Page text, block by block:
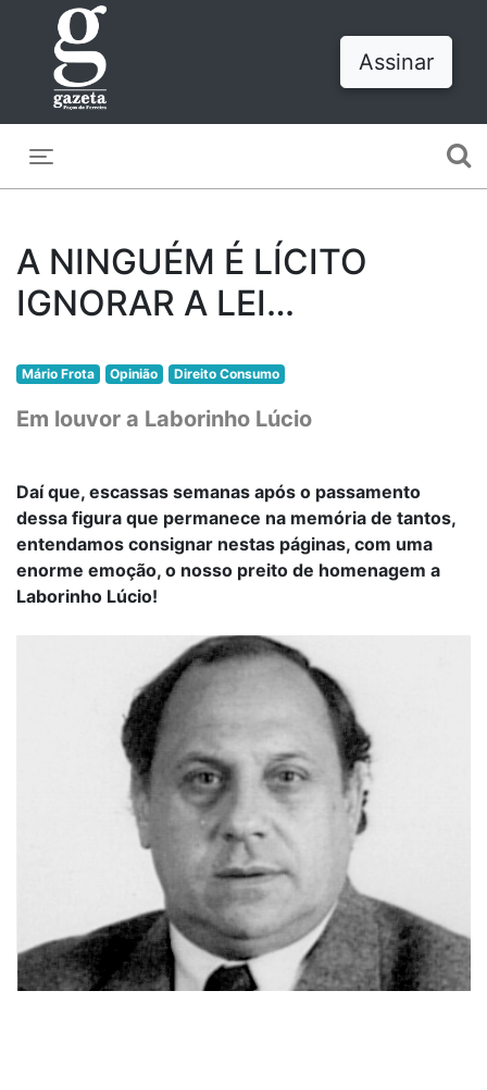
Assinar
A NINGUÉM É LÍCITO
IGNORAR A LEI…
Mário Frota Opinião Direito Consumo
Em louvor a Laborinho Lúcio
Daí que, escassas semanas após o passamento
dessa figura que permanece na memória de tantos,
entendamos consignar nestas páginas, com uma
enorme emoção, o nosso preito de homenagem a
Laborinho Lúcio!